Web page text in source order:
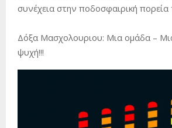
συνέχεια στην ποδοσφαιρική πορεία
Δόξα Μασχολουριου: Μια ομάδα –
ψυχή!!!